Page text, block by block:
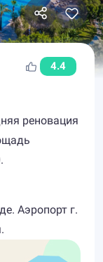
4.4
реновация
Аэропорт г.